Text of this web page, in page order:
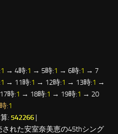
1 → 4時:1 → 5時:1 → 6時:1 → 7
1 → 11時:1 → 12時:1 → 13時:1 →
時:1 → 18時:1 → 19時:1 → 20
:1
: 542266 |
れた安室奈美恵の45thシング